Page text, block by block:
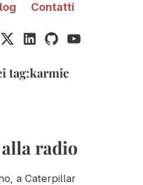
Contatti
TwitterLinkedInGitHubYouTube
tag:karmic
radio
a Caterpillar